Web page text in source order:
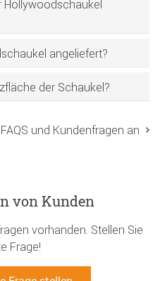
angeliefert?
der Schaukel?
und Kundenfragen an
von Kunden
vorhanden. Stellen Sie
Frage!